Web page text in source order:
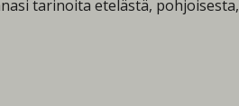
tarinoita etelästä, pohjoisesta,